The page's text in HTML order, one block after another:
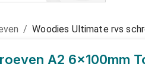
/ Woodies Ultimate rvs
A2 6x100mm